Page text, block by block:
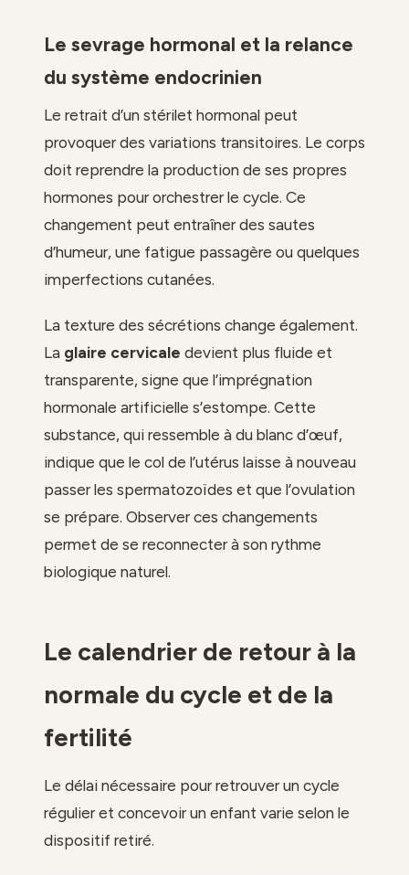
Le sevrage hormonal et la relance
du système endocrinien
Le retrait d’un stérilet hormonal peut
provoquer des variations transitoires. Le corps
doit reprendre la production de ses propres
hormones pour orchestrer le cycle. Ce
changement peut entraîner des sautes
d’humeur, une fatigue passagère ou quelques
imperfections cutanées.
La texture des sécrétions change également.
La glaire cervicale devient plus fluide et
transparente, signe que l’imprégnation
hormonale artificielle s’estompe. Cette
substance, qui ressemble à du blanc d’œuf,
indique que le col de l’utérus laisse à nouveau
passer les spermatozoïdes et que l’ovulation
se prépare. Observer ces changements
permet de se reconnecter à son rythme
biologique naturel.
Le calendrier de retour à la
normale du cycle et de la
fertilité
Le délai nécessaire pour retrouver un cycle
régulier et concevoir un enfant varie selon le
dispositif retiré.